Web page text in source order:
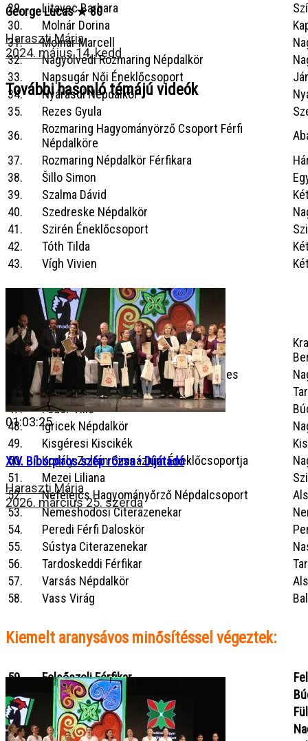
29.
Litavec Barbara
30.
Molnár Dorina
31.
Molnár Marcell
32.
Nagyölvedi Rozmaring Népdalkör
33.
Napsugár Női Éneklőcsoport
34.
Nyárasdi Népdalkör
35.
Rezes Gyula
36.
Rozmaring Hagyományörző Csoport Férfi
Népdalköre
37.
Rozmaring Népdalkör Férfikara
38.
Šillo Simon
39.
Szalma Dávid
40.
Szedreske Népdalkör
41.
Szirén Éneklőcsoport
42.
Tóth Tilda
43.
Vígh Vivien
Aranysávosminősítéssel végeztek
44. Andrássy Dénes Férfikar
Csillagfürt Népdalkör és Citeraegyüttes
46.
Fehér Akác Asszonykórus
47.
Fodor Villő
48.
Igricek Népdalkör
49.
Kisgéresi Kiscikék
50.
Kodály Zoltán Gimnázium Éneklőcsoportja
51.
Mezei Liliana
52.
Nefelejcs Hagyományőrző Népdalcsoport
53.
Nemeshodosi Citerazenekar
54.
Peredi Férfi Daloskör
55.
Sústya Citerazenekar
56.
Tardoskeddi Férfikar
57.
Varsás Népdalkör
58.
Vass Virág
Kiemelt aranysávos minősítéssel végeztek:
59. Felsőszeli Férfikar
60.
Fodor Borbála és Kopsa Boglárka
61.
Foncsik Énekegyüttes
62.
Jámbor Mónika
George Lucas ★ 80
Haraszti Mária
2024. május 14. kedd
További hasonló témájú videók
01:03:25
XIV. Bíborpiros szép rózsa • Díjátadó
Haraszti Mária
2026. március 25. szerda